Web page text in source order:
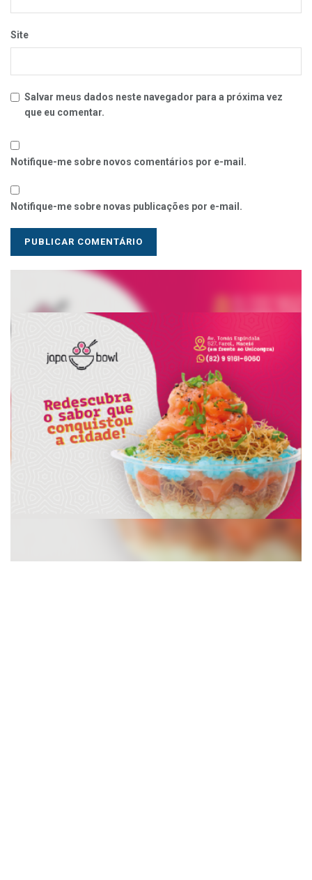
Site
Salvar meus dados neste navegador para a próxima vez
que eu comentar.
Notifique-me sobre novos comentários por e-mail.
Notifique-me sobre novas publicações por e-mail.